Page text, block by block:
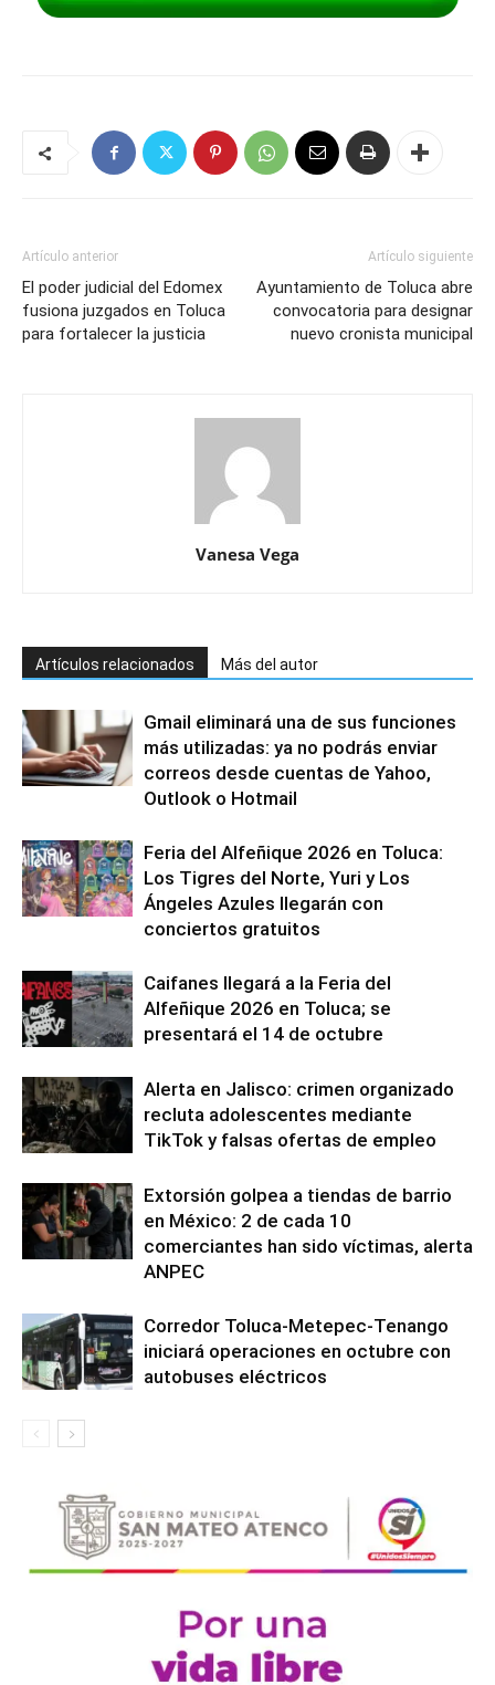
Artículo anterior
El poder judicial del Edomex
fusiona juzgados en Toluca
para fortalecer la justicia
Artículo siguiente
Ayuntamiento de Toluca abre
convocatoria para designar
nuevo cronista municipal
Vanesa Vega
Artículos relacionados Más del autor
Gmail eliminará una de sus funciones
más utilizadas: ya no podrás enviar
correos desde cuentas de Yahoo,
Outlook o Hotmail
Feria del Alfeñique 2026 en Toluca:
Los Tigres del Norte, Yuri y Los
Ángeles Azules llegarán con
conciertos gratuitos
Caifanes llegará a la Feria del
Alfeñique 2026 en Toluca; se
presentará el 14 de octubre
Alerta en Jalisco: crimen organizado
recluta adolescentes mediante
TikTok y falsas ofertas de empleo
Extorsión golpea a tiendas de barrio
en México: 2 de cada 10
comerciantes han sido víctimas, alerta
ANPEC
Corredor Toluca-Metepec-Tenango
iniciará operaciones en octubre con
autobuses eléctricos